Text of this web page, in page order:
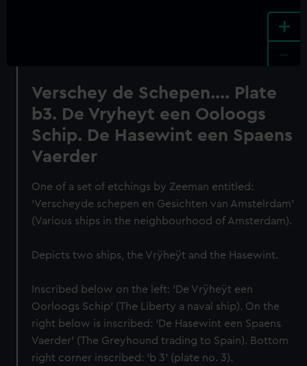
+
Verschey de Schepen.... Plate
b3. De Vryheyt een Ooloogs
Schip. De Hasewint een Spaens
Vaerder
One of a set of etchings by Zeeman entitled:
‘Verscheyde schepen en Gesichten van Amstelrdam’
(Various ships in the neighbourhood of Amsterdam).
Depicts two ships, the Vrÿheÿt and the Hasewint.
Inscribed below on the left: ‘De Vrÿheÿt een
Oorloogs Schip’ (The Liberty a naval ship). On the
right below is inscribed: ‘De Hasewint een Spaens
Vaerder’ (The Greyhound trading to Spain). Bottom
right corner inscribed: ‘b 3’ (plate no. 3).